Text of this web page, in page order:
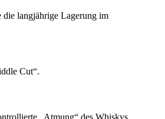
die langjährige Lagerung im
Cut“.
„Atmung“ des Whiskys